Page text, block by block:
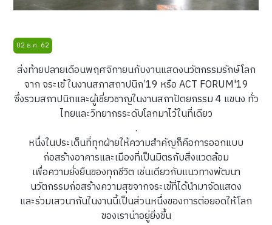
02 ธ.ค. 62
ส่งท้ายปลายเดือนพฤศจิกายนกับงานแสดงนวัตกรรมรักษ์โลก
จาก จระเข้ ในงานสภาสถาปนิก’19 หรือ ACT FORUM'19
ซึ่งรวมสถาปนิกและผู้เชี่ยวชาญในงานสถาปัตยกรรม 4 แขนง ทั่ว
ไทยและวิทยากรระดับโลกมาไว้ในที่เดียว
.
หนึ่งในประเด็นที่ทุกฝ่ายให้ความสำคัญก็คือการออกแบบ
ก่อสร้างอาคารและเมืองที่เป็นมิตรกับสิ่งแวดล้อม
เพื่อความยั่งยืนของทุกชีวิต เช่นเดียวกับแนวทางพัฒนา
นวัตกรรมก่อสร้างความสุขจากจระเข้ที่ได้นำมาจัดแสดง
และร่วมเสวนากันในงานนี้เป็นส่วนหนึ่งของการต่อยอดให้โลก
ของเราน่าอยู่ยิ่งขึ้น